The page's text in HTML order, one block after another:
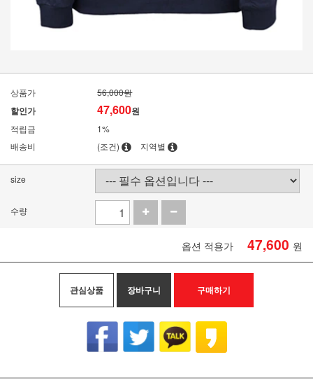
상품가 56,000원
할인가 47,600원
적립금
1%
배송비
(조건) 지역별
size
수량
옵션 적용가 47,600 원
관심상품 장바구니 구매하기